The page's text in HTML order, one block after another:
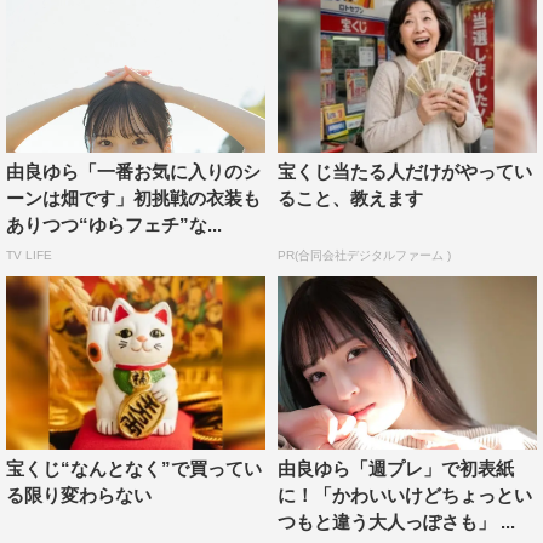
今回のグラビアについては「今までの由良ゆらの印象と反
対のすごく大人な表情をしたり、ヘアメイクも今までした
ことのない大人な感じになっています…！」と語る通り、
新たな表情が見られる仕上がりに。
「着た衣装もどれも新鮮な感じでしたが、特にバスルーム
で撮影したベージュの衣装は最高に大人っぽくてお気に入
りなのでぜひ注目して見ていただけたらうれしいです！」
と見どころを語っている。インタビュー全文は、次ページ
由良ゆら「一番お気に入りのシ
ーンは畑です」初挑戦の衣装も
ありつつ“ゆらフェチ”な...
TV LIFE
宝くじ当たる人だけがやってい
ること、教えます
PR(合同会社デジタルファーム )
宝くじ“なんとなく”で買ってい
る限り変わらない
由良ゆら「週プレ」で初表紙
に！「かわいいけどちょっとい
つもと違う大人っぽさも」 ...